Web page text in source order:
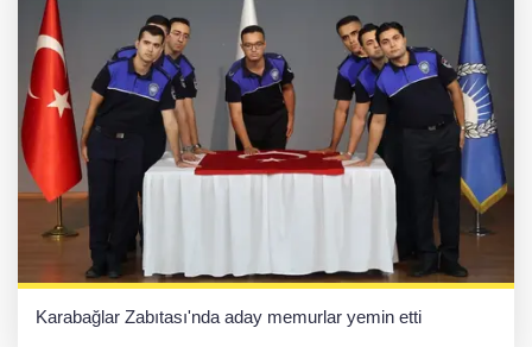
Karabağlar Zabıtası'nda aday memurlar yemin etti